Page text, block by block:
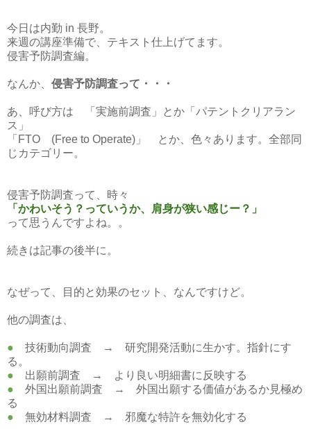
今日は内勤 in 長野。
来週の講座準備で、テキスト仕上げてます。
侵害予防調査編。
なんか、 侵害予防調査って・・・
あ、呼び方は 「実施前調査」とか「パテントクリアラン
ス」
「FTO (Free to Operate)」 とか、色々あります。全部同
じカテゴリー。
侵害予防調査って、時々
「かわいそう？っていうか、肩身が狭い感じー？」
って思うんですよね。。
続きは記事の後半に。
なぜって、目的と効果のセット、なんですけど。
他の調査は、
● 技術動向調査 → 研究開発活動に生かす。指針にす
る。
● 出願前調査 → より良い明細書に反映する
● 外国出願前調査 → 外国出願する価値があるか見極め
る
● 無効材料調査 → 邪魔な特許を無効化する